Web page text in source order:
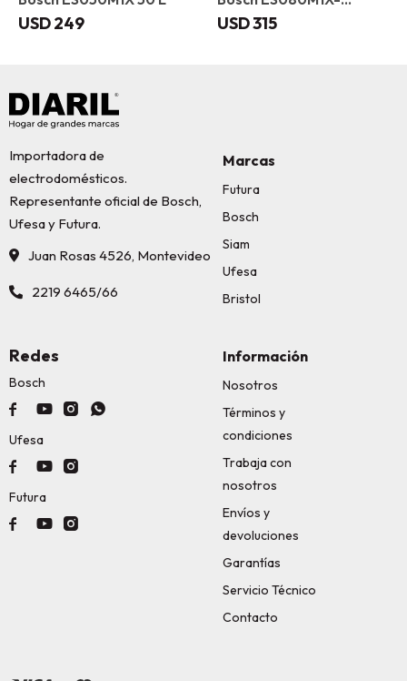
USD249
KNWVB 80 L
USD315
Importadora de
electrodomésticos.
Representante oficial de Bosch,
Ufesa y Futura.
Juan Rosas 4526, Montevideo
2219 6465/66
Marcas
Futura
Bosch
Siam
Ufesa
Bristol
Información
Nosotros
Términos y
condiciones
Trabaja con
nosotros
Envíos y
devoluciones
Garantías
Servicio Técnico
Contacto
Redes
Bosch
   
Ufesa
  
Futura
  